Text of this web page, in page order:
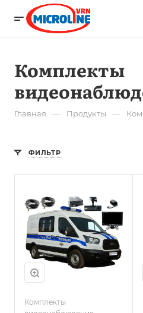
Комплекты
Главная — Продукты —
ФИЛЬТР
Комплекты